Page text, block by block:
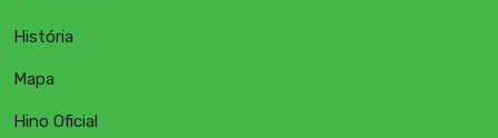
História
Mapa
Hino Oficial